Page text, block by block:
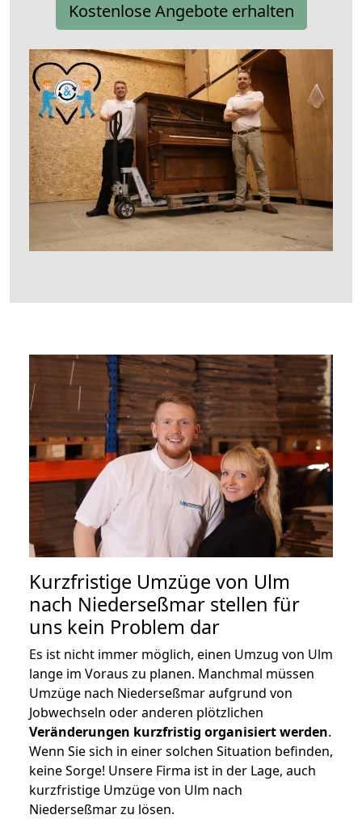
Kostenlose Angebote erhalten
Kurzfristige Umzüge von Ulm
nach Niederseßmar stellen für
uns kein Problem dar
Es ist nicht immer möglich, einen Umzug von Ulm
lange im Voraus zu planen. Manchmal müssen
Umzüge nach Niederseßmar aufgrund von
Jobwechseln oder anderen plötzlichen
Veränderungen kurzfristig organisiert werden.
Wenn Sie sich in einer solchen Situation befinden,
keine Sorge! Unsere Firma ist in der Lage, auch
kurzfristige Umzüge von Ulm nach
Niederseßmar zu lösen.